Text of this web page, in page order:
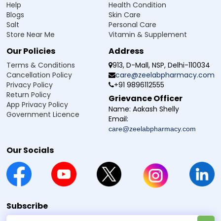
Q5. Truzem Plus పిల్లలకు సరిపోతుందా?
Manufacturer / Marketer:
Zeelab Pharmacy Pvt Ltd.
Written By
Dr. Himani Gupta
PhD in Pharmacology
Reviewed By
Dr. Anubhav Singh
M.B.B.S
డిస్క్లైమర్ :Zeelab Pharmacy ద్వార ప్రధాన్ కి గై స్వాస్థ్య సంబంధం ఉద్దేశ్య సే है. కిసి భీ స్వాస్థ్య సమస్య లేదా స్థితి
స్వయం దవ న లేదు. కిసి భీ దవా యా ఉపచార కో షురూ కరణే, బంద కరణే యోగ్య చికిత్స సే పరమర్ష అవశ్య కరెన్.
Help
Blogs
Salt
Store Near Me
Health Condition
Skin Care
Personal Care
Vitamin & Supplement
Our Policies
Terms & Conditions
Cancellation Policy
Privacy Policy
Return Policy
App Privacy Policy
Government Licence
Address
913, D-Mall, NSP, Delhi-110034
care@zeelabpharmacy.com
+91 9896112555
Grievance Officer
Name: Aakash Shelly
Email:
care@zeelabpharmacy.com
Our Socials
Subscribe